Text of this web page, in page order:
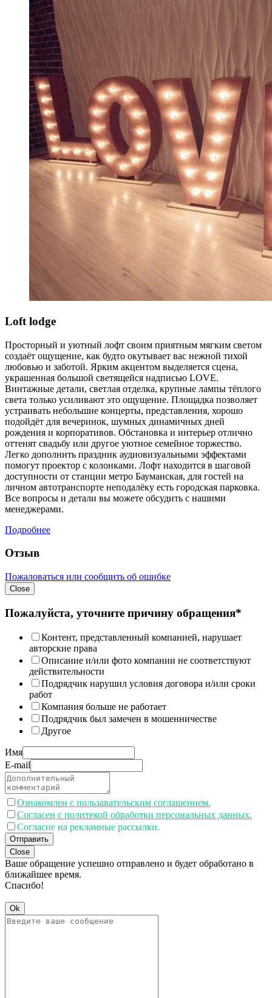
Loft lodge
Просторный и уютный лофт своим приятным мягким светом
создаёт ощущение, как будто окутывает вас нежной тихой
любовью и заботой. Ярким акцентом выделяется сцена,
украшенная большой светящейся надписью LOVE.
Винтажные детали, светлая отделка, крупные лампы тёплого
света только усиливают это ощущение. Площадка позволяет
устраивать небольшие концерты, представления, хорошо
подойдёт для вечеринок, шумных динамичных дней
рождения и корпоративов. Обстановка и интерьер отлично
оттенят свадьбу или другое уютное семейное торжество.
Легко дополнить праздник аудиовизуальными эффектами
помогут проектор с колонками. Лофт находится в шаговой
доступности от станции метро Бауманская, для гостей на
личном автотранспорте неподалёку есть городская парковка.
Все вопросы и детали вы можете обсудить с нашими
менеджерами.
Подробнее
Отзыв
Пожаловаться или сообщить об ошибке
Close
Пожалуйста, уточните причину обращения*
Контент, представленный компанией, нарушает
авторские права
Описание и/или фото компании не соответствуют
действительности
Подрядчик нарушил условия договора и/или сроки
работ
Компания больше не работает
Подрядчик был замечен в мошенничестве
Другое
Имя
E-mail
Ознакомлен с пользавательским соглашением.
Согласен с политекой обработки персональных данных.
Согласие на рекламные рассылки.
Отправить
Close
Ваше обращение успешно отправлено и будет обработано в
ближайшее время.
Спасибо!
Ok